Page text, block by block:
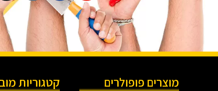
מוצרים פופולרים קטגוריות